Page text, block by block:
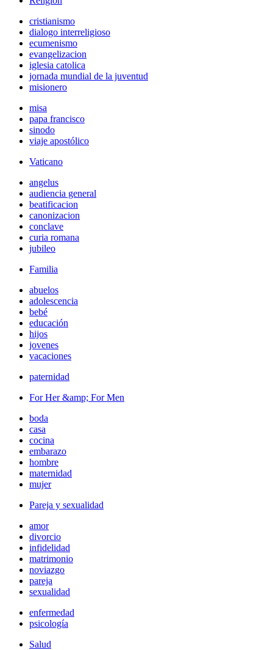
cristianismo
dialogo interreligioso
ecumenismo
evangelizacion
iglesia catolica
jornada mundial de la juventud
misionero
misa
papa francisco
sinodo
viaje apostólico
Vaticano
angelus
audiencia general
beatificacion
canonizacion
conclave
curia romana
jubileo
Familia
abuelos
adolescencia
bebé
educación
hijos
jovenes
vacaciones
paternidad
For Her &amp; For Men
boda
casa
cocina
embarazo
hombre
maternidad
mujer
Pareja y sexualidad
amor
divorcio
infidelidad
matrimonio
noviazgo
pareja
sexualidad
enfermedad
psicología
Salud